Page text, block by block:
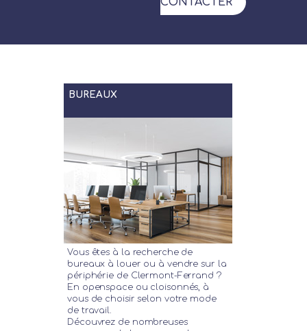
BUREAUX
Vous êtes à la recherche de
bureaux à louer ou à vendre sur la
périphérie de Clermont-Ferrand ?
En openspace ou cloisonnés, à
vous de choisir selon votre mode
de travail.
Découvrez de nombreuses